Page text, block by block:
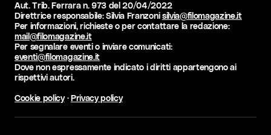
Aut. Trib. Ferrara n. 973 del 20/04/2022
Direttrice responsabile: Silvia Franzonisilvia@filomagazine.it
Per informazioni, richieste o per contattare la redazione:
mail@filomagazine.it
Per segnalare eventi o inviare comunicati:
eventi@filomagazine.it
Dove non espressamente indicato i diritti appartengono ai
rispettivi autori.
Cookie policy·Privacy policy